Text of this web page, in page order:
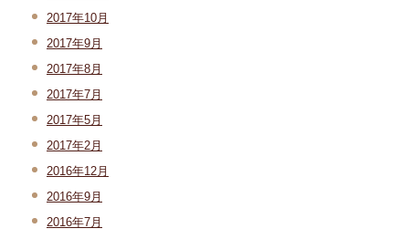
2017年10月
2017年9月
2017年8月
2017年7月
2017年5月
2017年2月
2016年12月
2016年9月
2016年7月